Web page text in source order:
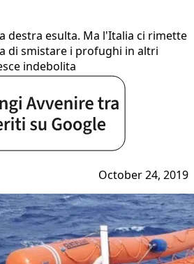
destra esulta. Ma l'Italia ci rimette
di smistare i profughi in altri
indebolita
October 24, 2019